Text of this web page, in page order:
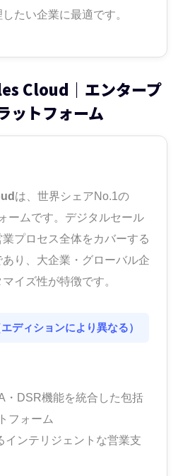
たい企業に最適です。
Cloud｜エンタープ
ットフォーム
は、世界シェアNo.1の
ームです。デジタルセール
プロセス全体をカバーする
り、大企業・グローバル企
イズ性が特徴です。
ディションにより異なる）
・DSR機能を統合した包括
フォーム
インテリジェントな営業支